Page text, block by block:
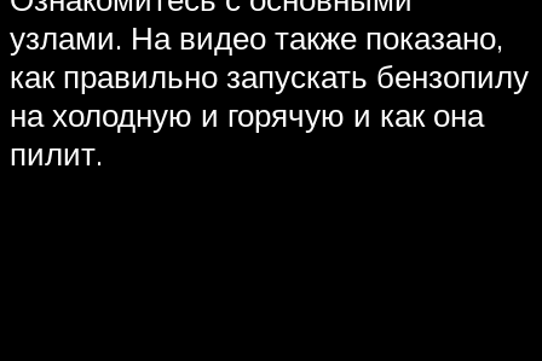
узлами. На видео также показано,
как правильно запускать бензопилу
на холодную и горячую и как она
пилит.